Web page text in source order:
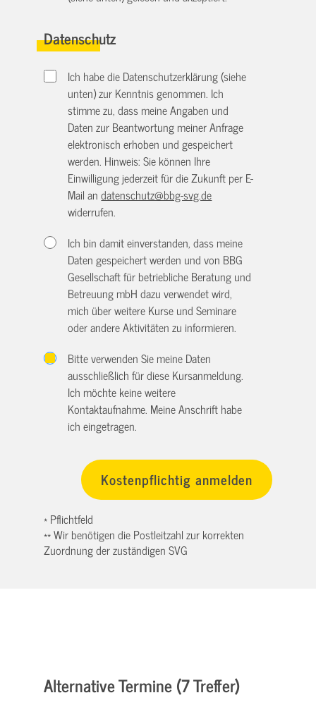
Datenschutz
Ich habe die Datenschutzerklärung (siehe
unten) zur Kenntnis genommen. Ich
stimme zu, dass meine Angaben und
Daten zur Beantwortung meiner Anfrage
elektronisch erhoben und gespeichert
werden. Hinweis: Sie können Ihre
Einwilligung jederzeit für die Zukunft per E-
Mail andatenschutz@bbg-svg.de
widerrufen.
Ich bin damit einverstanden, dass meine
Daten gespeichert werden und von BBG
Gesellschaft für betriebliche Beratung und
Betreuung mbH dazu verwendet wird,
mich über weitere Kurse und Seminare
oder andere Aktivitäten zu informieren.
Bitte verwenden Sie meine Daten
ausschließlich für diese Kursanmeldung.
Ich möchte keine weitere
Kontaktaufnahme. Meine Anschrift habe
ich eingetragen.
* Pflichtfeld
** Wir benötigen die Postleitzahl zur korrekten
Zuordnung der zuständigen SVG
Alternative Termine (7 Treffer)